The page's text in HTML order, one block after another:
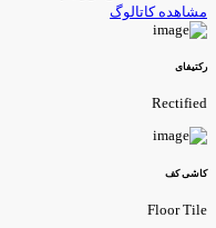
مشاهده کاتالوگ
رکتیفای
Rectified
کاشی کف
Floor Tile